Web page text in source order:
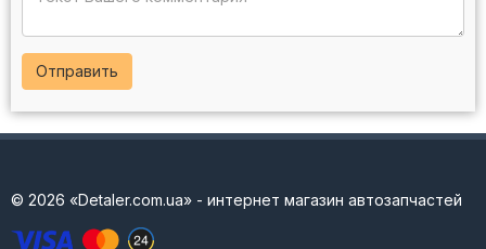
Отправить
© 2026 «Detaler.com.ua» - интернет магазин автозапчастей